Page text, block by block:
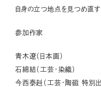
自身の立つ地点を見つめ直す
参加作家
青木遼（日本画）
石綿結（工芸・染織）
今西泰赳（工芸・陶磁 特別出